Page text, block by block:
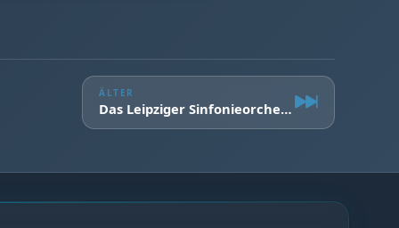
ÄLTER
Das Leipziger Sinfonieorchester stellt sich vor Vol. 4